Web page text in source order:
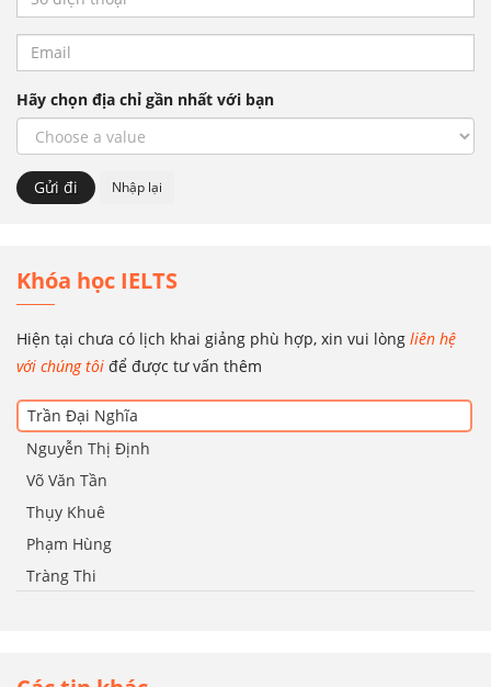
Hãy chọn địa chỉ gần nhất với bạn
Khóa học IELTS
Hiện tại chưa có lịch khai giảng phù hợp, xin vui lòng liên hệ
với chúng tôi để được tư vấn thêm
Trần Đại Nghĩa
Nguyễn Thị Định
Võ Văn Tần
Thụy Khuê
Phạm Hùng
Tràng Thi